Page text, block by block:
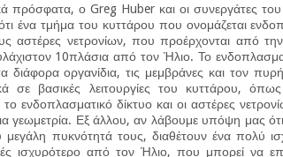
πρόσφατα, ο Greg Huber και οι συνεργάτες
ένα τμήμα του κυττάρου που ονομάζεται
αστέρες νετρονίων, που προέρχονται από
10πλάσια από τον Ήλιο. Το
διάφορα οργανίδια, τις μεμβράνες και τον
σε βασικές λειτουργίες του κυττάρου,
το ενδοπλασματικό δίκτυο και οι αστέρες
γεωμετρία. Εξ άλλου, αν λάβουμε υπόψη μας
πυκνότητά τους, διαθέτουν ένα πολύ
ισχυρότερο από τον Ήλιο, που μπορεί να